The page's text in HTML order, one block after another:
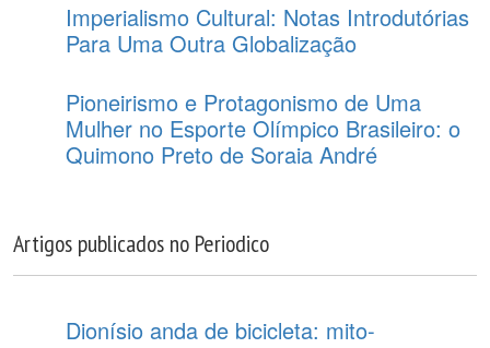
Imperialismo Cultural: Notas Introdutórias
Para Uma Outra Globalização
Pioneirismo e Protagonismo de Uma
Mulher no Esporte Olímpico Brasileiro: o
Quimono Preto de Soraia André
Artigos publicados no Periodico
Dionísio anda de bicicleta: mito-